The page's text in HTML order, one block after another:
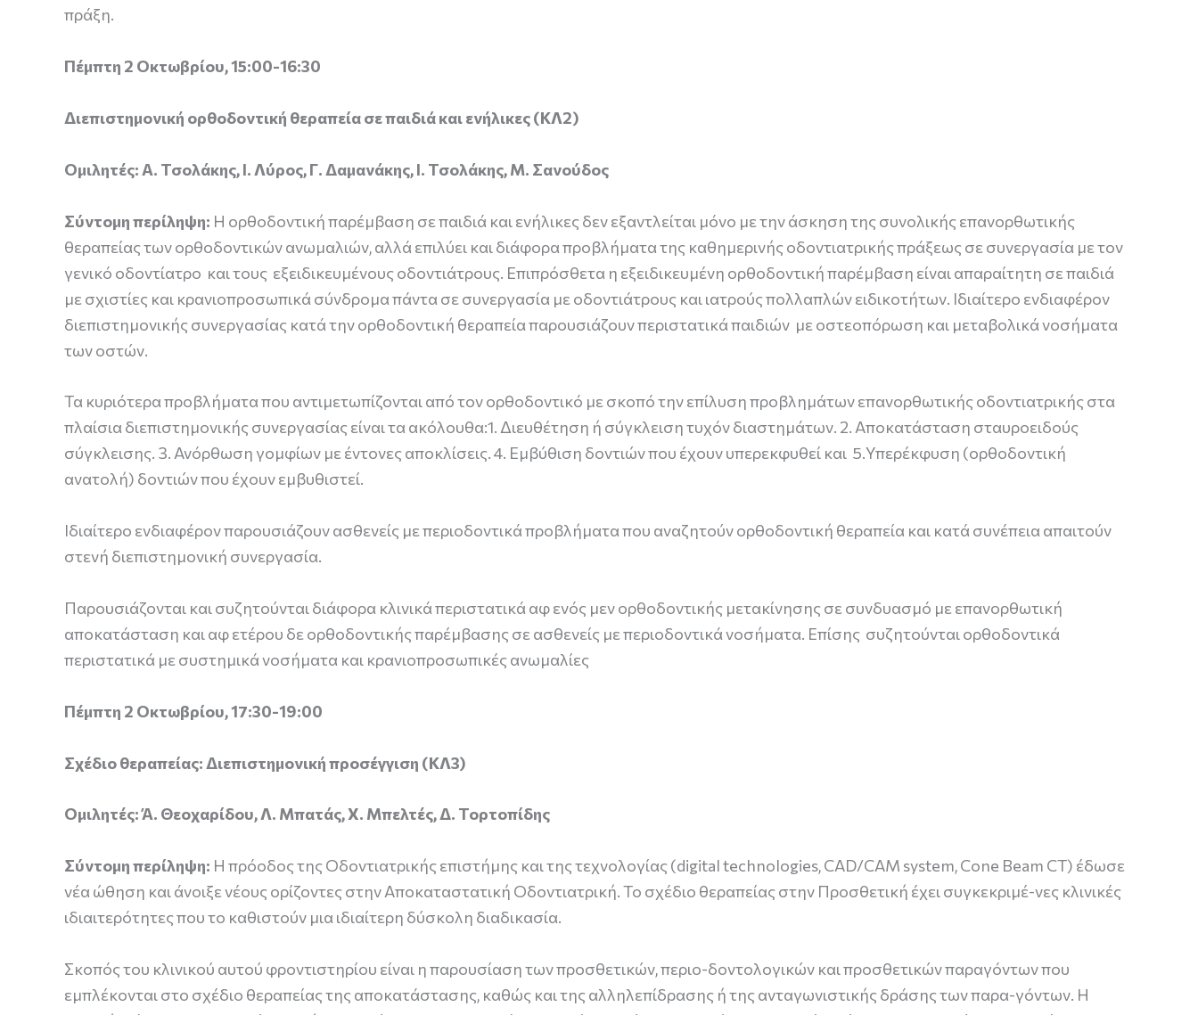
πράξη.
Πέμπτη 2 Οκτωβρίου, 15:00-16:30
Διεπιστημονική ορθοδοντική θεραπεία σε παιδιά και ενήλικες (ΚΛ2)
Ομιλητές: Α. Τσολάκης, Ι. Λύρος, Γ. Δαμανάκης, Ι. Τσολάκης, Μ. Σανούδος
Σύντομη περίληψη: Η ορθοδοντική παρέμβαση σε παιδιά και ενήλικες δεν εξαντλείται μόνο με την άσκηση της συνολικής επανορθωτικής
θεραπείας των ορθοδοντικών ανωμαλιών, αλλά επιλύει και διάφορα προβλήματα της καθημερινής οδοντιατρικής πράξεως σε συνεργασία με τον
γενικό οδοντίατρο και τους εξειδικευμένους οδοντιάτρους. Επιπρόσθετα η εξειδικευμένη ορθοδοντική παρέμβαση είναι απαραίτητη σε παιδιά
με σχιστίες και κρανιοπροσωπικά σύνδρομα πάντα σε συνεργασία με οδοντιάτρους και ιατρούς πολλαπλών ειδικοτήτων. Ιδιαίτερο ενδιαφέρον
διεπιστημονικής συνεργασίας κατά την ορθοδοντική θεραπεία παρουσιάζουν περιστατικά παιδιών με οστεοπόρωση και μεταβολικά νοσήματα
των οστών.
Τα κυριότερα προβλήματα που αντιμετωπίζονται από τον ορθοδοντικό με σκοπό την επίλυση προβλημάτων επανορθωτικής οδοντιατρικής στα
πλαίσια διεπιστημονικής συνεργασίας είναι τα ακόλουθα:1. Διευθέτηση ή σύγκλειση τυχόν διαστημάτων. 2. Αποκατάσταση σταυροειδούς
σύγκλεισης. 3. Ανόρθωση γομφίων με έντονες αποκλίσεις. 4. Εμβύθιση δοντιών που έχουν υπερεκφυθεί και 5.Υπερέκφυση (ορθοδοντική
ανατολή) δοντιών που έχουν εμβυθιστεί.
Ιδιαίτερο ενδιαφέρον παρουσιάζουν ασθενείς με περιοδοντικά προβλήματα που αναζητούν ορθοδοντική θεραπεία και κατά συνέπεια απαιτούν
στενή διεπιστημονική συνεργασία.
Παρουσιάζονται και συζητούνται διάφορα κλινικά περιστατικά αφ ενός μεν ορθοδοντικής μετακίνησης σε συνδυασμό με επανορθωτική
αποκατάσταση και αφ ετέρου δε ορθοδοντικής παρέμβασης σε ασθενείς με περιοδοντικά νοσήματα. Επίσης συζητούνται ορθοδοντικά
περιστατικά με συστημικά νοσήματα και κρανιοπροσωπικές ανωμαλίες
Πέμπτη 2 Οκτωβρίου, 17:30-19:00
Σχέδιο θεραπείας: Διεπιστημονική προσέγγιση (ΚΛ3)
Ομιλητές: Ά. Θεοχαρίδου, Λ. Μπατάς, Χ. Μπελτές, Δ. Τορτοπίδης
Σύντομη περίληψη: Η πρόοδος της Οδοντιατρικής επιστήμης και της τεχνολογίας (digital technologies, CAD/CAM system, Cone Beam CT) έδωσε
νέα ώθηση και άνοιξε νέους ορίζοντες στην Αποκαταστατική Οδοντιατρική. Το σχέδιο θεραπείας στην Προσθετική έχει συγκεκριμέ-νες κλινικές
ιδιαιτερότητες που το καθιστούν μια ιδιαίτερη δύσκολη διαδικασία.
Σκοπός του κλινικού αυτού φροντιστηρίου είναι η παρουσίαση των προσθετικών, περιο-δοντολογικών και προσθετικών παραγόντων που
εμπλέκονται στο σχέδιο θεραπείας της αποκατάστασης, καθώς και της αλληλεπίδρασης ή της ανταγωνιστικής δράσης των παρα-γόντων. Η